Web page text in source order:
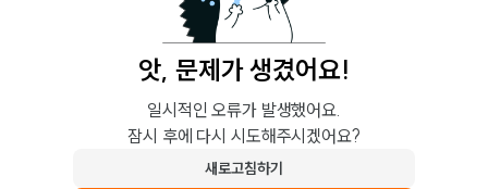
앗, 문제가 생겼어요!
일시적인 오류가 발생했어요.
잠시 후에 다시 시도해주시겠어요?
새로고침하기